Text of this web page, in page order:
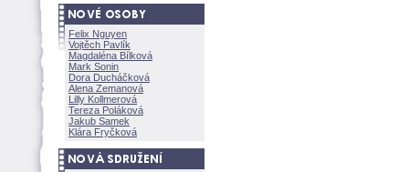
Felix Nguyen
Vojtěch Pavlík
Magdaléna Bílkov
Mark Sonin
Dora Ducháčkov
Alena Zemanov
Lilly Kollmerov
Tereza Polákov
Jakub Samek
Klára Fryčkov